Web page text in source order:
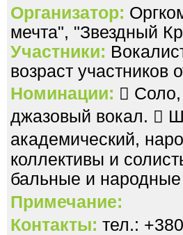
Организатор:
мечта", "Звездный
Участники:
возраст участников
Номинации: 
джазовый вокал. 
академический,
коллективы и
бальные и народные
Примечание:
Контакты: тел.: